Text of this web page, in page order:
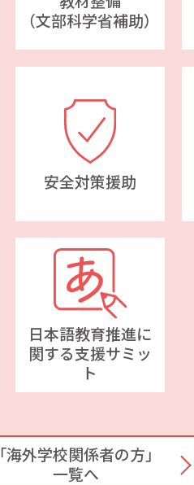
（文部科学省補助）
安全対策援助
日本語教育推進に
関する支援サミッ
ト
「海外学校関係者の方」
一覧へ